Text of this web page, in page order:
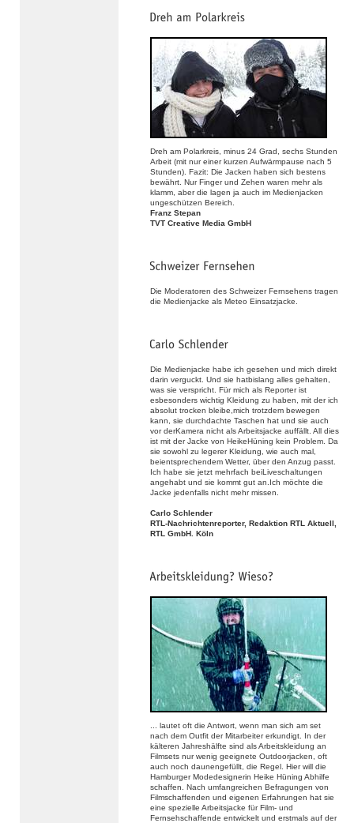
Dreh am Polarkreis, minus 24 Grad, sechs Stunden
Arbeit (mit nur einer kurzen Aufwärmpause nach 5
Stunden). Fazit: Die Jacken haben sich bestens
bewährt. Nur Finger und Zehen waren mehr als
klamm, aber die lagen ja auch im Medienjacken
ungeschützen Bereich.
Franz Stepan
TVT Creative Media GmbH
Die Moderatoren des Schweizer Fernsehens tragen
die Medienjacke als Meteo Einsatzjacke.
Die Medienjacke habe ich gesehen und mich direkt
darin verguckt. Und sie hatbislang alles gehalten,
was sie verspricht. Für mich als Reporter ist
esbesonders wichtig Kleidung zu haben, mit der ich
absolut trocken bleibe,mich trotzdem bewegen
kann, sie durchdachte Taschen hat und sie auch
vor derKamera nicht als Arbeitsjacke auffällt. All dies
ist mit der Jacke von HeikeHüning kein Problem. Da
sie sowohl zu legerer Kleidung, wie auch mal,
beientsprechendem Wetter, über den Anzug passt.
Ich habe sie jetzt mehrfach beiLiveschaltungen
angehabt und sie kommt gut an.Ich möchte die
Jacke jedenfalls nicht mehr missen.
Carlo Schlender
RTL-Nachrichtenreporter, Redaktion RTL Aktuell,
RTL GmbH. Köln
... lautet oft die Antwort, wenn man sich am set
nach dem Outfit der Mitarbeiter erkundigt. In der
kälteren Jahreshälfte sind als Arbeitskleidung an
Filmsets nur wenig geeignete Outdoorjacken, oft
auch noch daunengefüllt, die Regel. Hier will die
Hamburger Modedesignerin Heike Hüning Abhilfe
schaffen. Nach umfangreichen Befragungen von
Filmschaffenden und eigenen Erfahrungen hat sie
eine spezielle Arbeitsjacke für Film- und
Fernsehschaffende entwickelt und erstmals auf der